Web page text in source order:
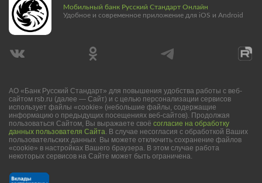
Мобильный банк Русский Стандарт Онлайн
Удобное и современное приложение для iOS и Android
АО «Банк Русский Стандарт» для повышения удобства работы с веб-
сайтом rsb.ru (далее — Сайт) и с целью персонализации сервисов
использует файлы «cookie» (небольшие файлы, содержащие
информацию о предыдущих посещениях веб-сайтов). Продолжая
пользоваться Сайтом, Вы выражаете своё согласие на обработку
данных пользователя Сайта. В случае несогласия с обработкой Ваших
пользовательских данных Вы можете отключить сохранение файлов
«cookie» в настройках Вашего браузера. В этом случае работа
некоторых сервисов на Сайте может быть ограничена.